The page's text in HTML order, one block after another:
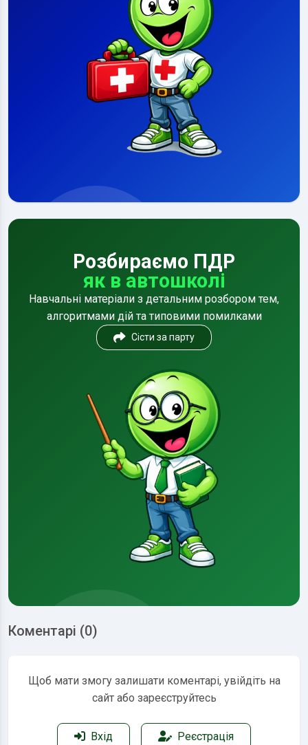
Розбираємо ПДР
як в автошколі
Навчальні матеріали з детальним розбором тем,
алгоритмами дій та типовими помилками
Сісти за парту
Коментарі (0)
Щоб мати змогу залишати коментарі, увійдіть на
сайт або зареєструйтесь
Вхід Реєстрація